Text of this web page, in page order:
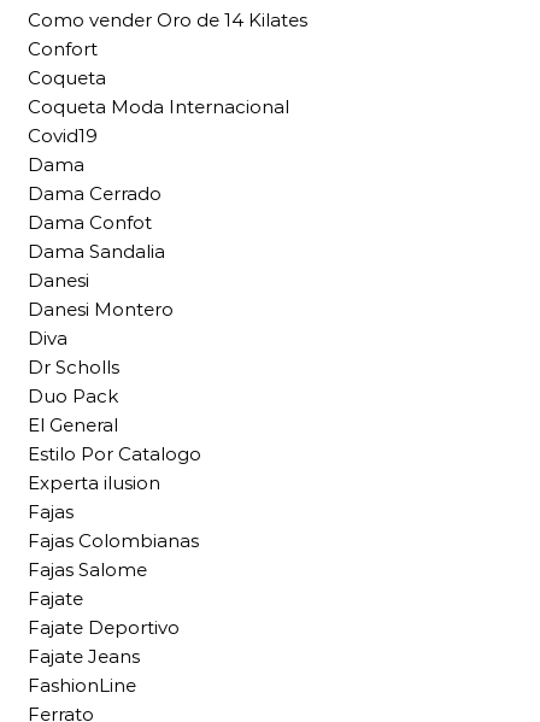
Como vender Oro de 14 Kilates
Confort
Coqueta
Coqueta Moda Internacional
Covid19
Dama
Dama Cerrado
Dama Confot
Dama Sandalia
Danesi
Danesi Montero
Diva
Dr Scholls
Duo Pack
El General
Estilo Por Catalogo
Experta ilusion
Fajas
Fajas Colombianas
Fajas Salome
Fajate
Fajate Deportivo
Fajate Jeans
FashionLine
Ferrato